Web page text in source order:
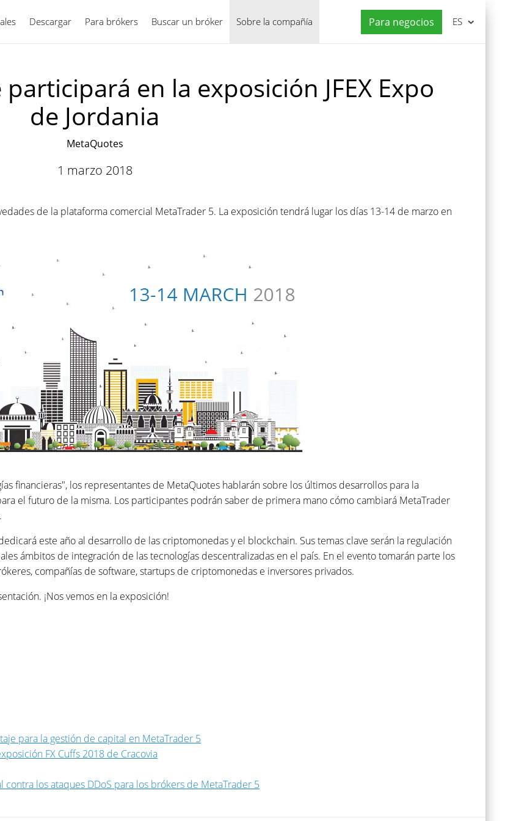
Descargar Para brókers Buscar un bróker Sobre la compañía Para negocios
Español ES
en la exposición JFEX Expo
de Jordania
MetaQuotes
1 marzo 2018
de la plataforma comercial MetaTrader 5. La exposición tendrá lugar los días 13-14 de marzo en
financieras", los representantes de MetaQuotes hablarán sobre los últimos desarrollos para la
el futuro de la misma. Los participantes podrán saber de primera mano cómo cambiará MetaTrader
este año al desarrollo de las criptomonedas y el blockchain. Sus temas clave serán la regulación
ámbitos de integración de las tecnologías descentralizadas en el país. En el evento tomarán parte los
compañías de software, startups de criptomonedas e inversores privados.
¡Nos vemos en la exposición!
para la gestión de capital en MetaTrader 5
FX Cuffs 2018 de Cracovia
los ataques DDoS para los brókers de MetaTrader 5